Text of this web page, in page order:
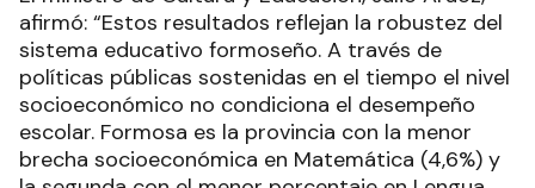
afirmó: “Estos resultados reflejan la robustez del
sistema educativo formoseño. A través de
políticas públicas sostenidas en el tiempo el nivel
socioeconómico no condiciona el desempeño
escolar. Formosa es la provincia con la menor
brecha socioeconómica en Matemática (4,6%) y